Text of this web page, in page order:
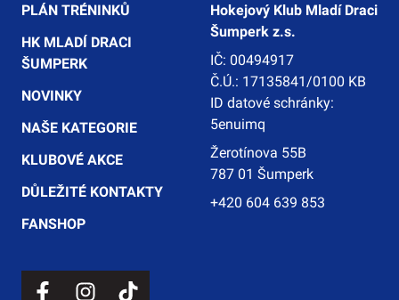
PLÁN TRÉNINKŮ
HK MLADÍ DRACI
ŠUMPERK
NOVINKY
NAŠE KATEGORIE
KLUBOVÉ AKCE
DŮLEŽITÉ KONTAKTY
FANSHOP
Hokejový Klub Mladí Draci
Šumperk z.s.
IČ: 00494917
Č.Ú.: 17135841/0100 KB
ID datové schránky:
5enuimq
Žerotínova 55B
787 01 Šumperk
+420 604 639 853